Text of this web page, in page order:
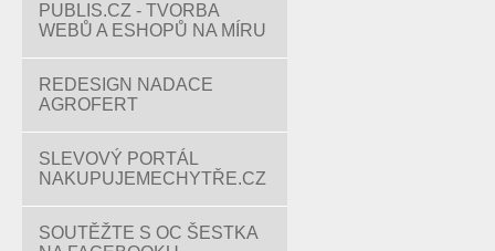
PUBLIS.CZ - TVORBA
WEBŮ A ESHOPŮ NA MÍRU
REDESIGN NADACE
AGROFERT
SLEVOVÝ PORTÁL
NAKUPUJEMECHYTŘE.CZ
SOUTĚŽTE S OC ŠESTKA